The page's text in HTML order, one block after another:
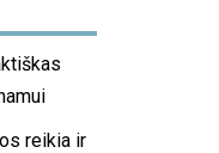
reikia ir